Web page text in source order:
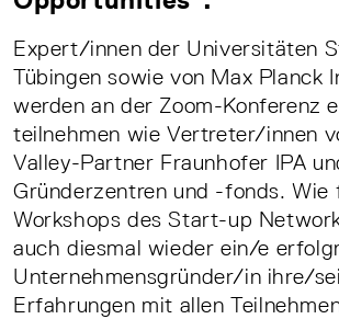
Expert/innen der Universitäten
Tübingen sowie von Max Planck
werden an der Zoom-Konferenz
teilnehmen wie Vertreter/innen
Valley-Partner Fraunhofer IPA
Gründerzentren und -fonds. Wie
Workshops des Start-up
auch diesmal wieder ein/e
Unternehmensgründer/in ihre/
Erfahrungen mit allen